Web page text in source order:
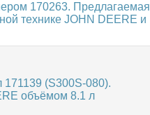
170263. Предлагаемая
технике JOHN DEERE и
171139 (S300S-080).
объёмом 8.1 л